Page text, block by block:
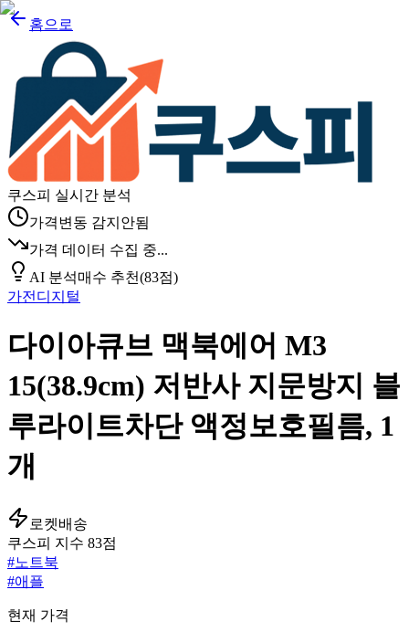
홈으로
쿠스피 실시간 분석
가격변동 감지안됨
가격 데이터 수집 중...
AI 분석매수 추천(83점)
가전디지털
다이아큐브 맥북에어 M3
15(38.9cm) 저반사 지문방지 블
루라이트차단 액정보호필름, 1
개
로켓배송
쿠스피 지수 83점
#노트북
#애플
현재 가격